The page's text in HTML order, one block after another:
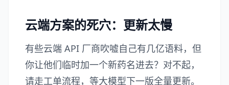
云端方案的死穴：更新太慢
有些云端 API 厂商吹嘘自己有几亿语料，但
你让他们临时加一个新药名进去？对不起，
请走工单流程，等大模型下一版全量更新。